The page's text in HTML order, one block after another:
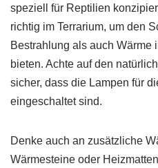
speziell für Reptilien
richtig im Terrarium, um den
Bestrahlung als auch Wärme
bieten. Achte auf den
sicher, dass die Lampen für
eingeschaltet sind.
Denke auch an zusätzliche
Wärmesteine oder